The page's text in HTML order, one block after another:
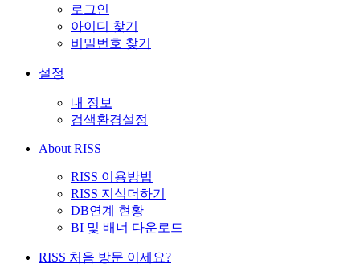
로그인
아이디 찾기
비밀번호 찾기
설정
내 정보
검색환경설정
About RISS
RISS 이용방법
RISS 지식더하기
DB연계 현황
BI 및 배너 다운로드
RISS 처음 방문 이세요?